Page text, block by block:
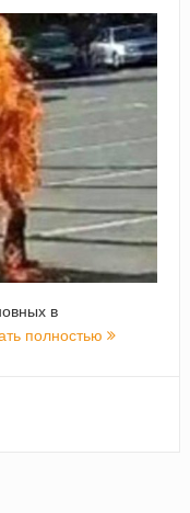
в
полностью